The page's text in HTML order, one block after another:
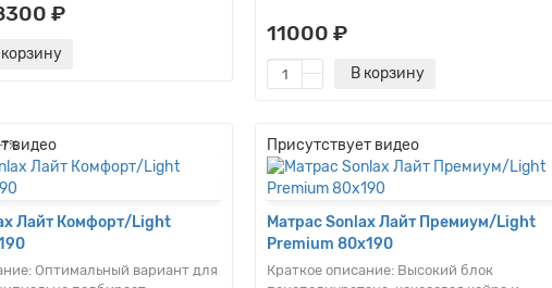
₽
11000 ₽
В корзину
видео
Лайт Комфорт/Light
Оптимальный вариант для
Присутствует видео
Матрас Sonlax Лайт Премиум/Light
Premium 80x190
Краткое описание: Высокий блок